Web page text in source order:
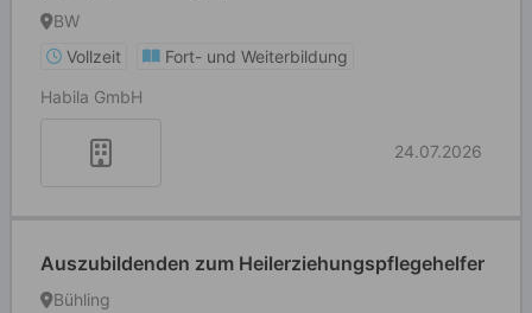
Gmünd
BW
Vollzeit
Fort- und Weiterbildung
Habila GmbH
24.07.2026
Auszubildenden zum Heilerziehungspflegehelfer
Bühling